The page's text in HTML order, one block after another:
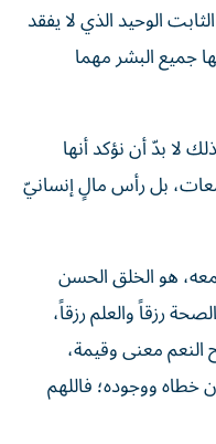
الوحيد الذي لا يفقد
جميع البشر مهما
لا بدّ أن نؤكد أنها
بل رأس مالٍ إنسانيّ
هو الخلق الحسن
رزقاً والعلم رزقاً،
النعم معنى وقيمة،
خطاه ووجوده؛ فاللهم